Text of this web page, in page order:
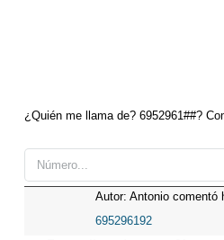
¿Quién me llama de? 6952961##?
Autor: Antonio comentó
695296192